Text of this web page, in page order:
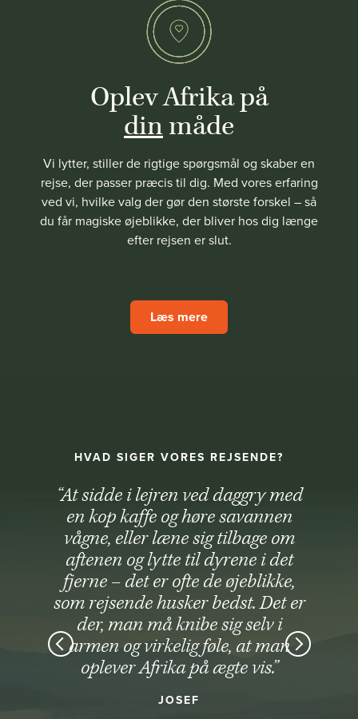
Oplev Afrika på
dinmåde
Vi lytter, stiller de rigtige spørgsmål og skaber en
rejse, der passer præcis til dig. Med vores erfaring
ved vi, hvilke valg der gør den største forskel – så
du får magiske øjeblikke, der bliver hos dig længe
efter rejsen er slut.
Læs mere
HVAD SIGER VORES REJSENDE?
“At sidde i lejren ved daggry med
en kop kaffe og høre savannen
vågne, eller læne sig tilbage om
aftenen og lytte til dyrene i det
fjerne – det er ofte de øjeblikke,
som rejsende husker bedst. Det er
der, man må knibe sig selv i
armen og virkelig føle, at man
oplever Afrika på ægte vis.”
JOSEF